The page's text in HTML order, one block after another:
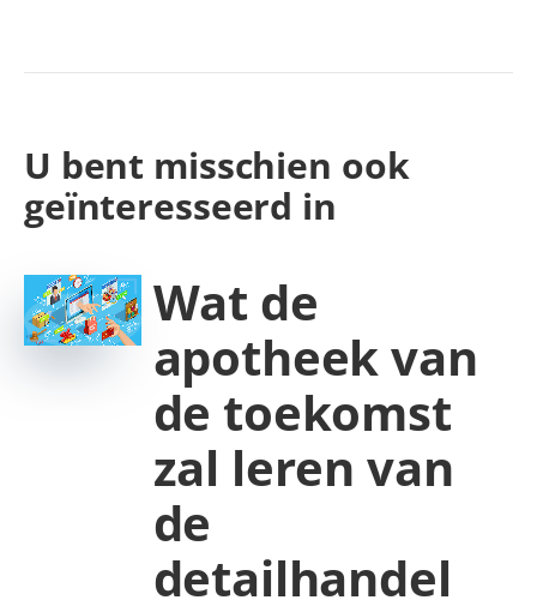
U bent misschien ook
geïnteresseerd in
Wat de
apotheek van
de toekomst
zal leren van
de
detailhandel